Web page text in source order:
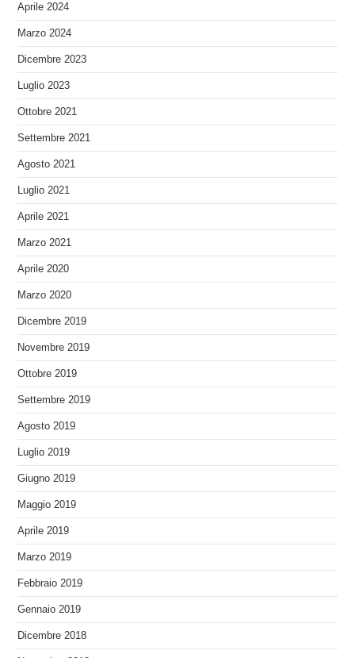
Aprile 2024
Marzo 2024
Dicembre 2023
Luglio 2023
Ottobre 2021
Settembre 2021
Agosto 2021
Luglio 2021
Aprile 2021
Marzo 2021
Aprile 2020
Marzo 2020
Dicembre 2019
Novembre 2019
Ottobre 2019
Settembre 2019
Agosto 2019
Luglio 2019
Giugno 2019
Maggio 2019
Aprile 2019
Marzo 2019
Febbraio 2019
Gennaio 2019
Dicembre 2018